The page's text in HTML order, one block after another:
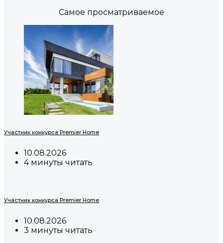
Самое просматриваемое
Участник конкурса Premier Home
10.08.2026
4 минуты читать
Участник конкурса Premier Home
10.08.2026
3 минуты читать